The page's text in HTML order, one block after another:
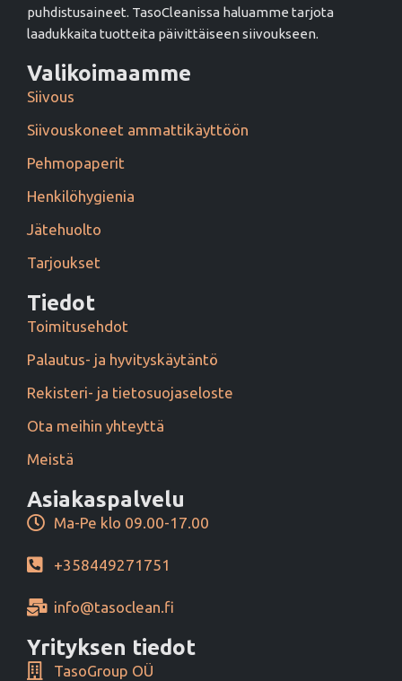
puhdistusaineet. TasoCleanissa haluamme tarjota
laadukkaita tuotteita päivittäiseen siivoukseen.
Valikoimaamme
Siivous
Siivouskoneet ammattikäyttöön
Pehmopaperit
Henkilöhygienia
Jätehuolto
Tarjoukset
Tiedot
Toimitusehdot
Palautus- ja hyvityskäytäntö
Rekisteri- ja tietosuojaseloste
Ota meihin yhteyttä
Meistä
Asiakaspalvelu
Ma-Pe klo 09.00-17.00
+358449271751
info@tasoclean.fi
Yrityksen tiedot
TasoGroup OÜ